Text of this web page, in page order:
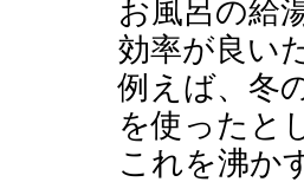
お風呂の給
効率が良い
例えば、冬
を使ったと
これを沸か